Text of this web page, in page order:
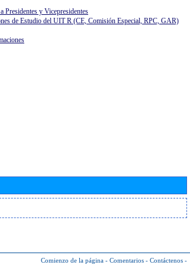
Presidentes y Vicepresidentes
de Estudio del UIT R (CE, Comisión Especial, RPC, GAR)
Comienzo de la página - Comentarios - Contáctenos -